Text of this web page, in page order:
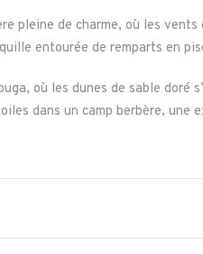
pleine de charme, où les
entourée de remparts en
où les dunes de sable doré
dans un camp berbère,